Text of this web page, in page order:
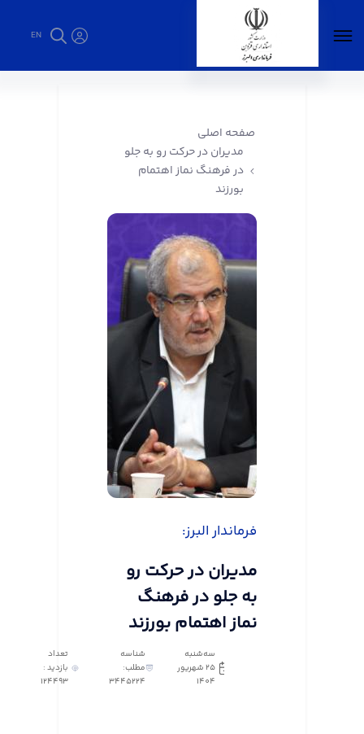
EN
صفحه اصلی
مدیران در حرکت رو به جلو
در فرهنگ نماز اهتمام
بورزند
فرماندار البرز:
مدیران در حرکت رو
به جلو در فرهنگ
نماز اهتمام بورزند
سه‌شنبه
25 شهریور
1404
شناسه
مطلب:
3445224
تعداد
بازدید :
124493